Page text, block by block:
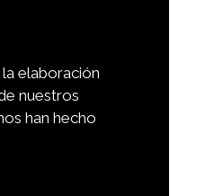
elaboración
nuestros
han hecho